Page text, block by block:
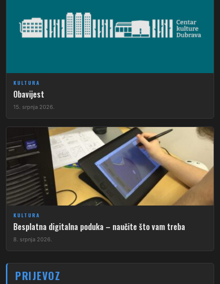
KULTURA
Obavijest
15. srpnja 2026.
KULTURA
Besplatna digitalna poduka – naučite što vam treba
8. srpnja 2026.
PRIJEVOZ